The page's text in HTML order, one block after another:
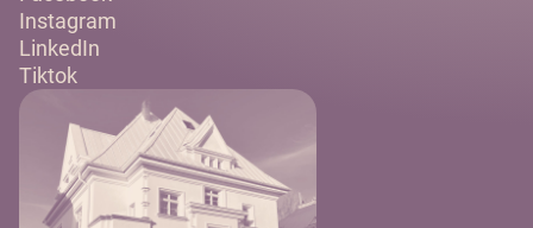
Instagram
LinkedIn
Tiktok